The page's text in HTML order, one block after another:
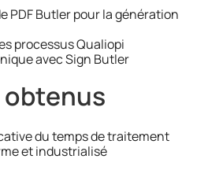
PDF Butler pour la génération
processus Qualiopi
avec Sign Butler
du temps de traitement
et industrialisé